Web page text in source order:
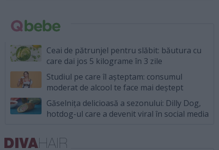
Ceai de pătrunjel pentru slăbit: băutura cu
care dai jos 5 kilograme în 3 zile
Studiul pe care îl așteptam: consumul
moderat de alcool te face mai deștept
Găselnița delicioasă a sezonului: Dilly Dog,
hotdog-ul care a devenit viral în social media